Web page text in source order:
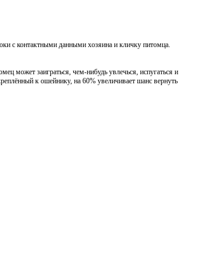
с контактными данными хозяина и кличку питомца.
может заиграться, чем-нибудь увлечься, испугаться и
к ошейнику, на 60% увеличивает шанс вернуть